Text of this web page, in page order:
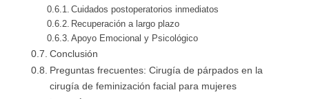
Cuidados postoperatorios inmediatos
Recuperación a largo plazo
Apoyo Emocional y Psicológico
Conclusión
Preguntas frecuentes: Cirugía de párpados en la
cirugía de feminización facial para mujeres